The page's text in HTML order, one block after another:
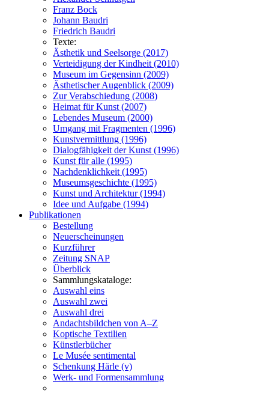
Franz Bock
Johann Baudri
Friedrich Baudri
Texte:
Ästhetik und Seelsorge (2017)
Verteidigung der Kindheit (2010)
Museum im Gegensinn (2009)
Ästhetischer Augenblick (2009)
Zur Verabschiedung (2008)
Heimat für Kunst (2007)
Lebendes Museum (2000)
Umgang mit Fragmenten (1996)
Kunstvermittlung (1996)
Dialogfähigkeit der Kunst (1996)
Kunst für alle (1995)
Nachdenklichkeit (1995)
Museumsgeschichte (1995)
Kunst und Architektur (1994)
Idee und Aufgabe (1994)
Publikationen
Bestellung
Neuerscheinungen
Kurzführer
Zeitung SNAP
Überblick
Sammlungskataloge:
Auswahl eins
Auswahl zwei
Auswahl drei
Andachtsbildchen von A–Z
Koptische Textilien
Künstlerbücher
Le Musée sentimental
Schenkung Härle (v)
Werk- und Formensammlung